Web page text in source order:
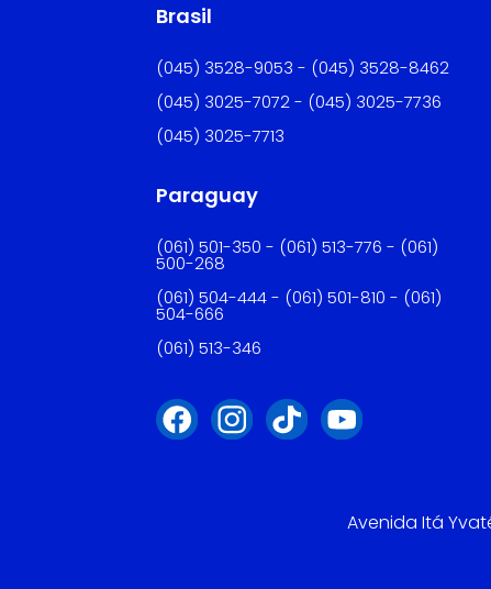
Brasil
(045) 3528-9053 - (045) 3528-8462
(045) 3025-7072 - (045) 3025-7736
(045) 3025-7713
Paraguay
(061) 501-350 - (061) 513-776 - (061)
500-268
(061) 504-444 - (061) 501-810 - (061)
504-666
(061) 513-346
Avenida Itá